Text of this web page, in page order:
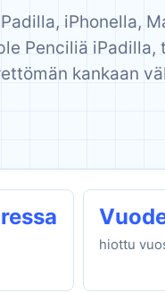
iPhonella,
Penciliä iPadilla,
kankaan
hiottu